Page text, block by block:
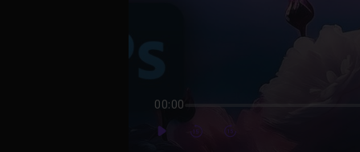
00:00
PlayForwardForward